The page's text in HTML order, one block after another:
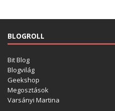
BLOGROLL
Bit Blog
Blogvilág
Geekshop
Megosztások
Varsányi Martina